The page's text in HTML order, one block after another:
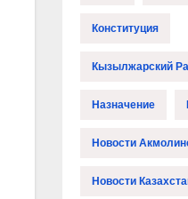
Конституция
Кызылжарский
Назначение
Новости
Новости